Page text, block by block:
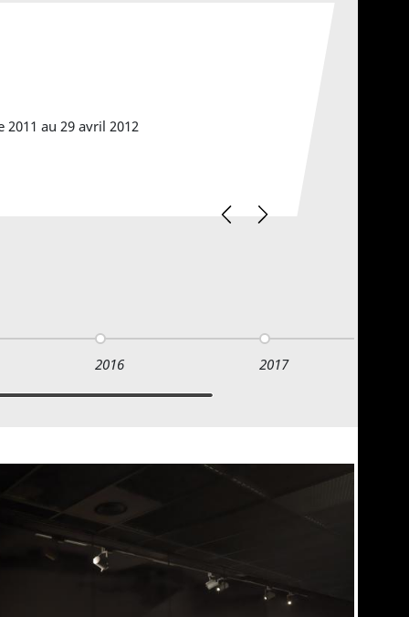
au 29 avril 2012
PreviousSuivant
2016 2017